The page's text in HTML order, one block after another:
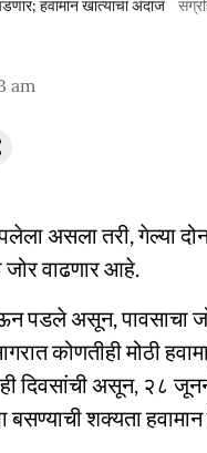
हवामान खात्याचा अंदाज
am
असला तरी, गेल्या
वाढणार आहे.
पडले असून, पावसाचा
कोणतीही मोठी
दिवसांची असून, २८
बसण्याची शक्यता